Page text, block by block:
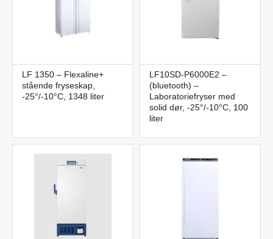
LF 1350 – Flexaline+
stående fryseskap,
-25°/-10°C, 1348 liter
LF10SD-P6000E2 –
(bluetooth) –
Laboratoriefryser med
solid dør, -25°/-10°C, 100
liter